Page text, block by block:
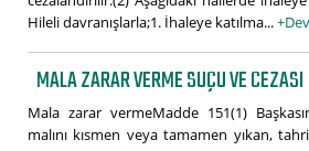
Hileli davranışlarla;1. İhaleye katılma...
MALA ZARAR VERME SUÇU VE CEZASI
Mala zarar vermeMadde 151(1)
malını kısmen veya tamamen yıkan,